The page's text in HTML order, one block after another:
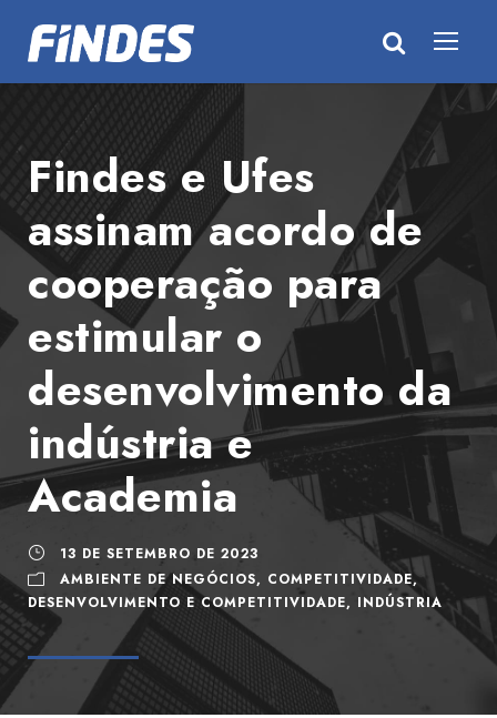
Findes e Ufes
assinam acordo de
cooperação para
estimular o
desenvolvimento da
indústria e
Academia
13 DE SETEMBRO DE 2023
AMBIENTE DE NEGÓCIOS, COMPETITIVIDADE,
DESENVOLVIMENTO E COMPETITIVIDADE, INDÚSTRIA